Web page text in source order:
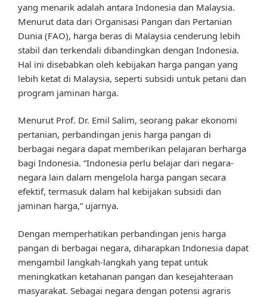
yang menarik adalah antara Indonesia dan Malaysia.
Menurut data dari Organisasi Pangan dan Pertanian
Dunia (FAO), harga beras di Malaysia cenderung lebih
stabil dan terkendali dibandingkan dengan Indonesia.
Hal ini disebabkan oleh kebijakan harga pangan yang
lebih ketat di Malaysia, seperti subsidi untuk petani dan
program jaminan harga.
Menurut Prof. Dr. Emil Salim, seorang pakar ekonomi
pertanian, perbandingan jenis harga pangan di
berbagai negara dapat memberikan pelajaran berharga
bagi Indonesia. “Indonesia perlu belajar dari negara-
negara lain dalam mengelola harga pangan secara
efektif, termasuk dalam hal kebijakan subsidi dan
jaminan harga,” ujarnya.
Dengan memperhatikan perbandingan jenis harga
pangan di berbagai negara, diharapkan Indonesia dapat
mengambil langkah-langkah yang tepat untuk
meningkatkan ketahanan pangan dan kesejahteraan
masyarakat. Sebagai negara dengan potensi agraris